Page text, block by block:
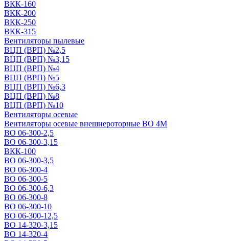
ВКК-160
ВКК-200
ВКК-250
ВКК-315
Вентиляторы пылевые
ВЦП (ВРП) №2,5
ВЦП (ВРП) №3,15
ВЦП (ВРП) №4
ВЦП (ВРП) №5
ВЦП (ВРП) №6,3
ВЦП (ВРП) №8
ВЦП (ВРП) №10
Вентиляторы осевые
Вентиляторы осевые внешнероторные ВО 4М
ВО 06-300-2,5
ВО 06-300-3,15
ВКК-100
ВО 06-300-3,5
ВО 06-300-4
ВО 06-300-5
ВО 06-300-6,3
ВО 06-300-8
ВО 06-300-10
ВО 06-300-12,5
ВО 14-320-3,15
ВО 14-320-4